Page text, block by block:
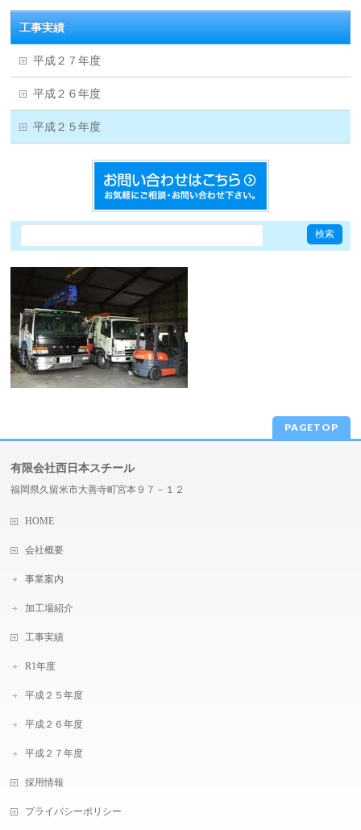
工事実績
平成２７年度
平成２６年度
平成２５年度
PAGETOP
有限会社西日本スチール
福岡県久留米市大善寺町宮本９７－１２
HOME
会社概要
事業案内
加工場紹介
工事実績
R1年度
平成２５年度
平成２６年度
平成２７年度
採用情報
プライバシーポリシー